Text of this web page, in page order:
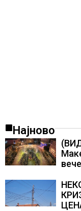
Најново